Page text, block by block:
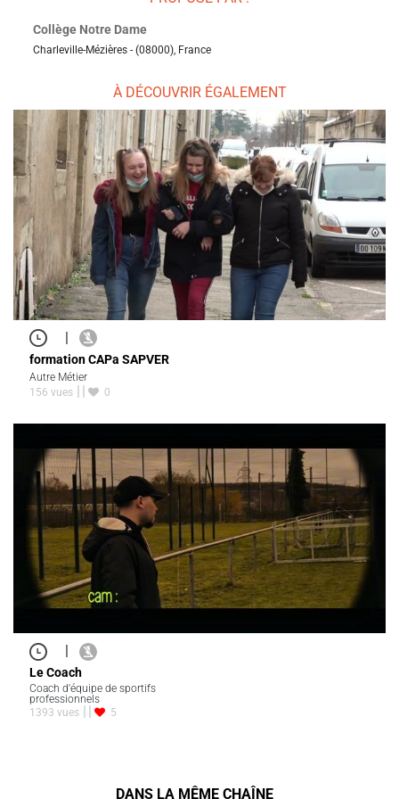
Collège Notre Dame
Charleville-Mézières - (08000), France
À DÉCOUVRIR ÉGALEMENT
|
formation CAPa SAPVER
Autre Métier
156 vues
0
|
Le Coach
Coach d'équipe de sportifs
professionnels
1393 vues
5
DANS LA MÊME CHAÎNE